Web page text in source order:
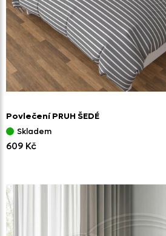
Povlečení PRUH ŠEDÉ
Skladem
609 Kč